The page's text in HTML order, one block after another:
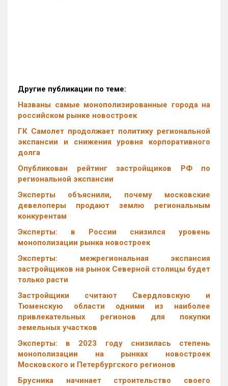
Другие публикации по теме:
Названы самые монополизированные города на
российском рынке новостроек
ГК Самолет продолжает политику региональной
экспансии и снижения уровня корпоративного
долга
Опубликован рейтинг застройщиков РФ по
региональной экспансии
Эксперты объяснили, почему московские
девелоперы продают землю региональным
конкурентам
Эксперты: в России снизился уровень
монополизации рынка новостроек
Эксперты: межрегиональная экспансия
застройщиков на рынок Северной столицы будет
только расти
Застройщики считают Свердловскую и
Тюменскую области одними из наиболее
привлекательных регионов для покупки
земельных участков
Эксперты: в 2023 году снизилась степень
монополизации на рынках новостроек
Московского и Петербургского регионов
Брусника начинает строительство своего